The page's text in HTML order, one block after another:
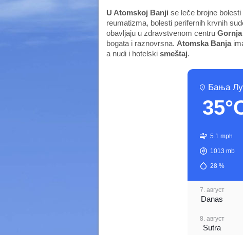
U Atomskoj Banji se leče brojne
reumatizma, bolesti perifernih krvnih
obavljaju u zdravstvenom centru
bogata i raznovrsna. Atomska Banja
a nudi i hotelski smeštaj.
Бања
5.1 mph
1013 mb
28 %
7. август
Danas
8. август
Sutra